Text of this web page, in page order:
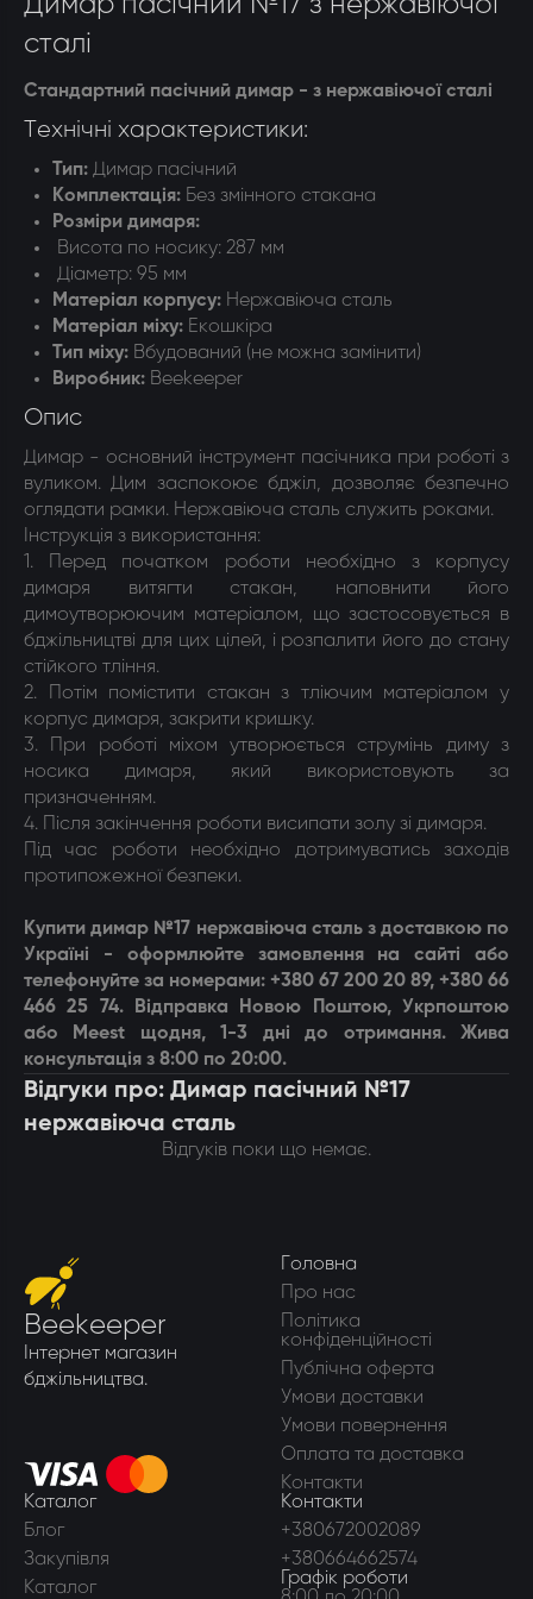
сталі
Стандартний пасічний димар - з нержавіючої сталі
Технічні характеристики:
Тип: Димар пасічний
Комплектація: Без змінного стакана
Розміри димаря:
Висота по носику: 287 мм
Діаметр: 95 мм
Матеріал корпусу: Нержавіюча сталь
Матеріал міху: Екошкіра
Тип міху: Вбудований (не можна замінити)
Виробник: Beekeeper
Опис
Димар - основний інструмент пасічника при роботі з
вуликом. Дим заспокоює бджіл, дозволяє безпечно
оглядати рамки. Нержавіюча сталь служить роками.
Інструкція з використання:
1. Перед початком роботи необхідно з корпусу
димаря витягти стакан, наповнити його
димоутворюючим матеріалом, що застосовується в
бджільництві для цих цілей, і розпалити його до стану
стійкого тління.
2. Потім помістити стакан з тліючим матеріалом у
корпус димаря, закрити кришку.
3. При роботі міхом утворюється струмінь диму з
носика димаря, який використовують за
призначенням.
4. Після закінчення роботи висипати золу зі димаря.
Під час роботи необхідно дотримуватись заходів
протипожежної безпеки.
Купити димар №17 нержавіюча сталь з доставкою по
Україні - оформлюйте замовлення на сайті або
телефонуйте за номерами: +380 67 200 20 89, +380 66
466 25 74. Відправка Новою Поштою, Укрпоштою
або Meest щодня, 1-3 дні до отримання. Жива
консультація з 8:00 по 20:00.
Відгуки про: Димар пасічний №17
нержавіюча сталь
Відгуків поки що немає.
Beekeeper
Інтернет магазин
бджільництва.
Головна
Про нас
Політика
конфіденційності
Публічна оферта
Умови доставки
Умови повернення
Оплата та доставка
Контакти
Каталог
Блог
Закупівля
Каталог
Контакти
+380672002089
+380664662574
Графік роботи